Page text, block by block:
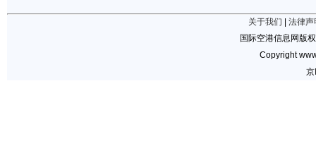
关于我们
法律声
国际空港信息网版
Copyright